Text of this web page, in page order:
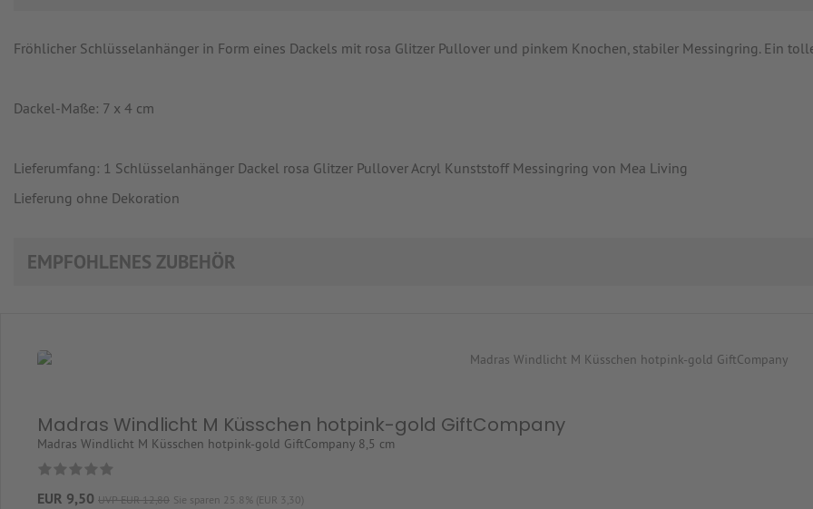
Fröhlicher Schlüsselanhänger in Form eines Dackels mit rosa Glitzer Pullover und pinkem Knochen, stabiler Messingring. Ein
Dackel-Maße: 7 x 4 cm
Lieferumfang: 1 Schlüsselanhänger Dackel rosa Glitzer Pullover Acryl Kunststoff Messingring von Mea Living
Lieferung ohne Dekoration
EMPFOHLENES ZUBEHÖR
Madras Windlicht M Küsschen hotpink-gold GiftCompany
Madras Windlicht M Küsschen hotpink-gold GiftCompany 8,5 cm
EUR 9,50 UVP EUR 12,80 Sie sparen 25.8% (EUR 3,30)